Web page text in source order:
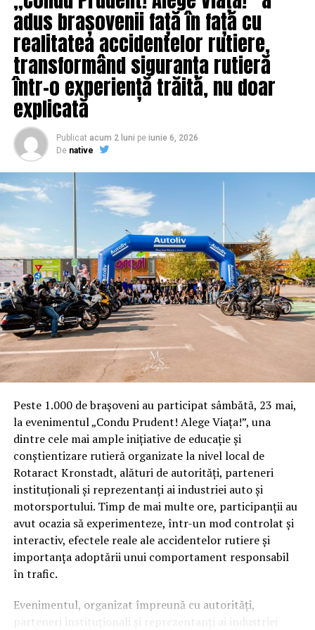
parcursul carierei sale impresionante.
IasiAZI.ro
ARTICOLE PE ACEIASI TEMA: PRIMA
URMATORUL
Guvernul mai are nevoie de bani | IasiAZI.ro
NU RATATI
Elena Ceauşescu, a doua cea mai puternică femeie din
lume | IasiAZI.ro
adus brașovenii față în față cu
realitatea accidentelor rutiere,
transformând siguranța rutieră
într-o experiență trăită, nu doar
explicată
Publicat acum 2 luni pe iunie 6, 2026
De native
Peste 1.000 de brașoveni au participat sâmbătă, 23 mai,
la evenimentul „Condu Prudent! Alege Viața!”, una
dintre cele mai ample inițiative de educație și
conștientizare rutieră organizate la nivel local de
Rotaract Kronstadt, alături de autorități, parteneri
instituționali și reprezentanți ai industriei auto și
motorsportului. Timp de mai multe ore, participanții au
avut ocazia să experimenteze, într-un mod controlat și
interactiv, efectele reale ale accidentelor rutiere și
importanța adoptării unui comportament responsabil
în trafic.
Evenimentul, organizat împreună cu autorități,
parteneri instituționali și reprezentanți ai industriei